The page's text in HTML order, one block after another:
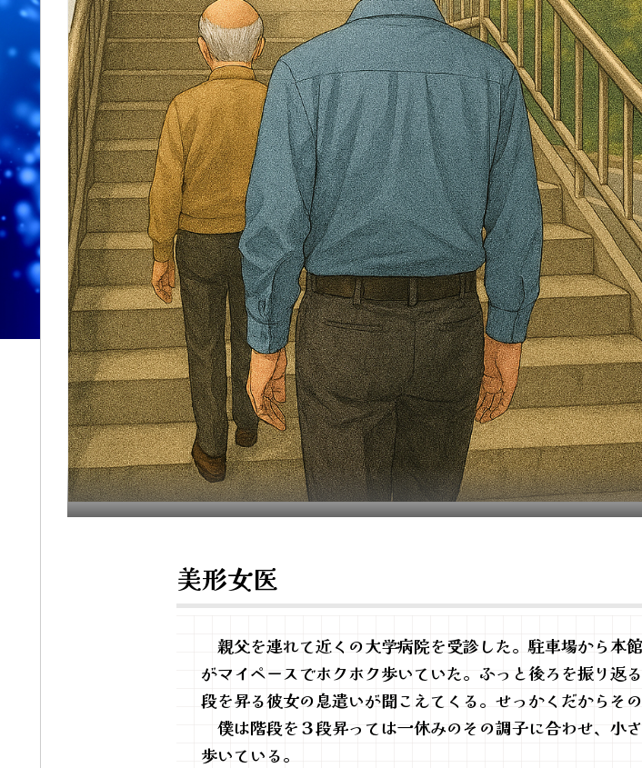
美形女医
親父を連れて近くの大学病院を受診した。駐車場から本
がマイペースでホクホク歩いていた。ふっと後ろを振り返
段を昇る彼女の息遣いが聞こえてくる。せっかくだからそ
僕は階段を３段昇っては一休みのその調子に合わせ、小
歩いている。